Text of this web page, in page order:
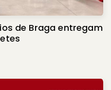
de Braga entregam